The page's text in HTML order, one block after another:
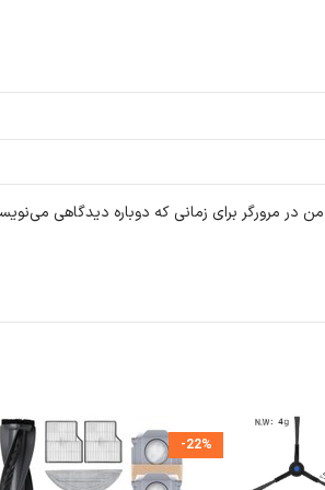
نظر آسیب‌دیدگی یا فرسایش بررسی کنید تا از
البته این بازه به میزان استفاده و شرایط محیطی بستگی دارد.
در مرورگر برای زمانی که دوباره دیدگاهی
-22%